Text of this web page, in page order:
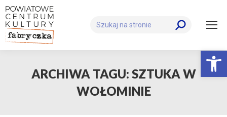
Szukaj:
ARCHIWA TAGU: SZTUKA W
WOŁOMINIE